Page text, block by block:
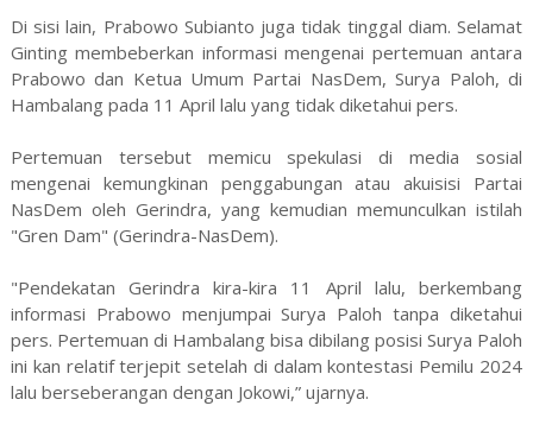
Di sisi lain, Prabowo Subianto juga tidak tinggal diam. Selamat
Ginting membeberkan informasi mengenai pertemuan antara
Prabowo dan Ketua Umum Partai NasDem, Surya Paloh, di
Hambalang pada 11 April lalu yang tidak diketahui pers.
Pertemuan tersebut memicu spekulasi di media sosial
mengenai kemungkinan penggabungan atau akuisisi Partai
NasDem oleh Gerindra, yang kemudian memunculkan istilah
"Gren Dam" (Gerindra-NasDem).
"Pendekatan Gerindra kira-kira 11 April lalu, berkembang
informasi Prabowo menjumpai Surya Paloh tanpa diketahui
pers. Pertemuan di Hambalang bisa dibilang posisi Surya Paloh
ini kan relatif terjepit setelah di dalam kontestasi Pemilu 2024
lalu berseberangan dengan Jokowi,” ujarnya.